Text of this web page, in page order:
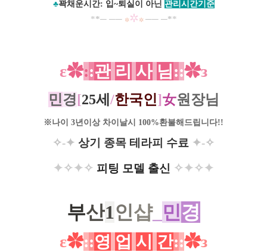
​♣꽉채운시간: 입~퇴실이 아닌 관리시간기준
**─ ── ✲✲ ✲ ── ─**
ε✿::관 리 사 님::✿з
민경 [25세 /한국인]女원장님
※나이 3년이상 차이날시 100%환불해드립니다!!
✧-✦ 상기 종목 테라피 수료 ✦-✧
✦✧✦✧ 피팅 모델 출신 ✧✦✧✦
부산1인샵_ 민경
ε✿::영 업 시 간::✿з